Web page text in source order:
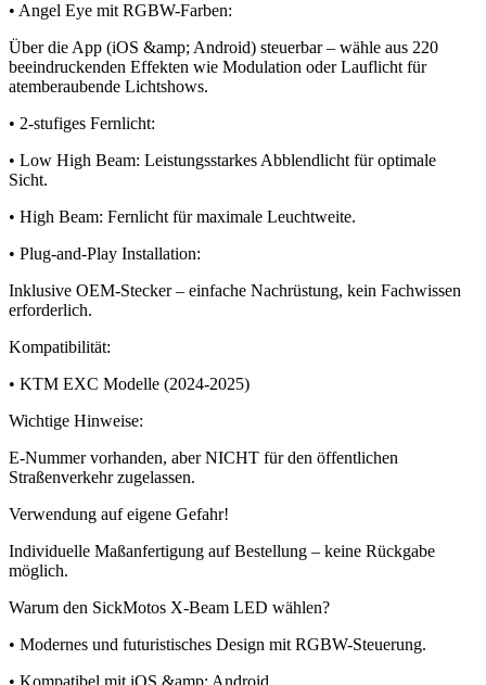
• Angel Eye mit RGBW-Farben:
Über die App (iOS &amp; Android) steuerbar – wähle aus 220
beeindruckenden Effekten wie Modulation oder Lauflicht für
atemberaubende Lichtshows.
• 2-stufiges Fernlicht:
• Low High Beam: Leistungsstarkes Abblendlicht für optimale
Sicht.
• High Beam: Fernlicht für maximale Leuchtweite.
• Plug-and-Play Installation:
Inklusive OEM-Stecker – einfache Nachrüstung, kein Fachwissen
erforderlich.
Kompatibilität:
• KTM EXC Modelle (2024-2025)
Wichtige Hinweise:
E-Nummer vorhanden, aber NICHT für den öffentlichen
Straßenverkehr zugelassen.
Verwendung auf eigene Gefahr!
Individuelle Maßanfertigung auf Bestellung – keine Rückgabe
möglich.
Warum den SickMotos X-Beam LED wählen?
• Modernes und futuristisches Design mit RGBW-Steuerung.